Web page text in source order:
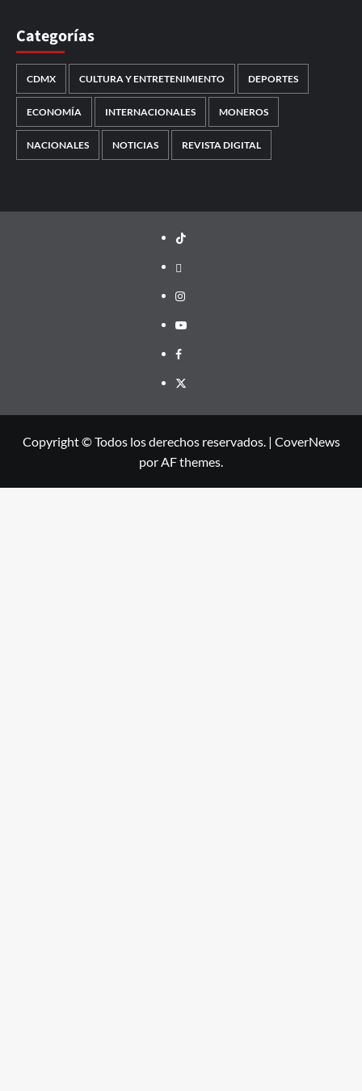
Categorías
CDMX CULTURA Y ENTRETENIMIENTO DEPORTES
ECONOMÍA INTERNACIONALES MONEROS
NACIONALES NOTICIAS REVISTA DIGITAL
TikTok
threads
Instagram
Youtube
Facebook
X
Copyright © Todos los derechos reservados. | CoverNews
por AF themes.